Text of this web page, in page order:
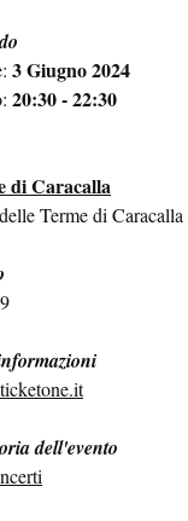
3 Giugno 2024
20:30 - 22:30
di Caracalla
Terme di Caracalla
dell'evento